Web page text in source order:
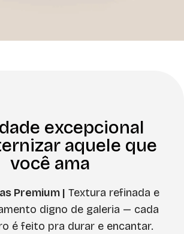
excepcional
aquele que
você ama
Premium | Textura refinada e
digno de galeria — cada
é feito pra durar e encantar.